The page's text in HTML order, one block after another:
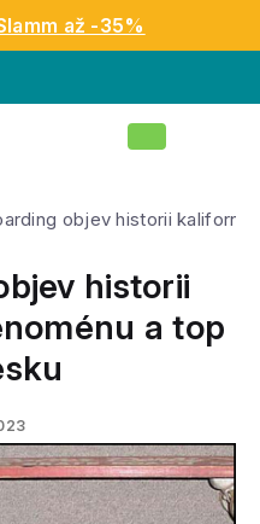
až -35%
Nákupní
objev historii
historii
a top